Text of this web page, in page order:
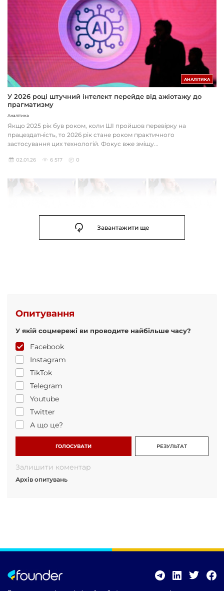
АНАЛІТИКА
У 2026 році штучний інтелект перейде від ажіотажу до
прагматизму
Аналітика
Якщо 2025 рік був роком, коли ШІ пройшов перевірку на
працездатність, то 2026 рік стане роком практичного
застосування цих технологій. Фокус вже зміщу...
02.01.26 6 517 0
Завантажити ще
Опитування
У якій соцмережі ви проводите найбільше часу?
Facebook
Instagram
TikTok
Telegram
Youtube
Twitter
А що це?
ГОЛОСУВАТИ РЕЗУЛЬТАТ
Залишити коментар
Архів опитувань